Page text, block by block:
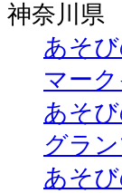
神奈川県
あそ
マー
あそ
グラ
あそ